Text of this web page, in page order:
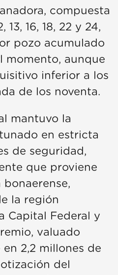
compuesta
13, 16, 18, 22 y 24,
pozo acumulado
momento, aunque
inferior a los
de los noventa.
mantuvo la
en estricta
de seguridad,
que proviene
la región
Capital Federal y
valuado
2,2 millones de
del